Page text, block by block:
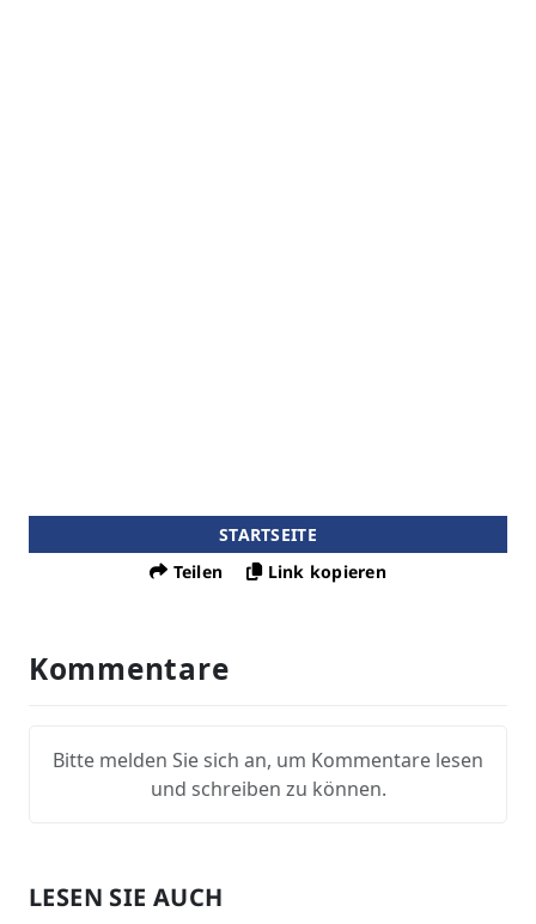
STARTSEITE
Teilen
Link kopieren
Kommentare
Bitte melden Sie sich an, um Kommentare lesen
und schreiben zu können.
LESEN SIE AUCH